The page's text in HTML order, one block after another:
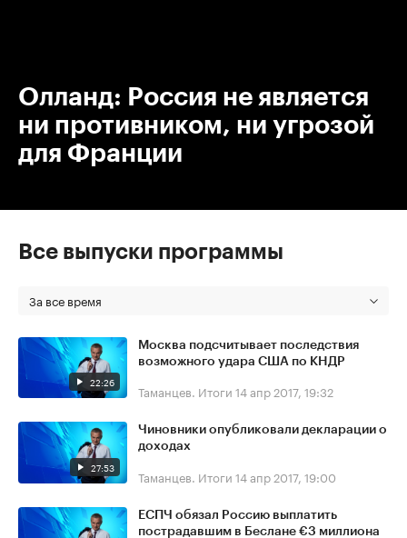
Олланд: Россия не является
ни противником, ни угрозой
для Франции
Все выпуски программы
За все время
22:26
Москва подсчитывает последствия
возможного удара США по КНДР
Таманцев. Итоги 14 апр 2017, 19:32
27:53
Чиновники опубликовали декларации о
доходах
Таманцев. Итоги 14 апр 2017, 19:00
ЕСПЧ обязал Россию выплатить
пострадавшим в Беслане €3 миллиона